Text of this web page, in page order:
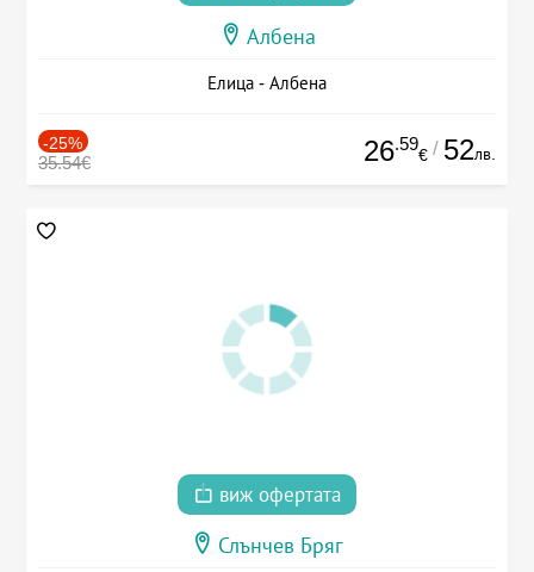
Албена
Елица - Албена
-25%
35.54€ 26.59
€ / 52лв.
виж офертата
Слънчев Бряг